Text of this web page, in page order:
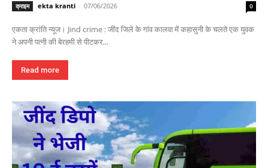
क्राइम ekta kranti - 07/06/2026 0
एकता क्रांति न्यूज। Jind crime : जींद जिले के गांव कालवा में कहासुनी के चलते एक युवक
ने अपनी पत्नी की बेरहमी से पीटकर...
Read more